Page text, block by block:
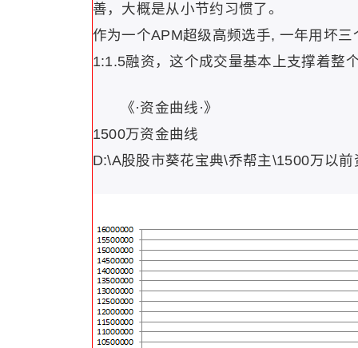
善，大概是从小节约习惯了。
作为一个APM超级高频选手, 一年用坏
1:1.5融资，这个成交量基本上支撑着整
《·资金曲线·》
1500万资金曲线
D:\A股股市葵花宝典\乔帮主\1500万以